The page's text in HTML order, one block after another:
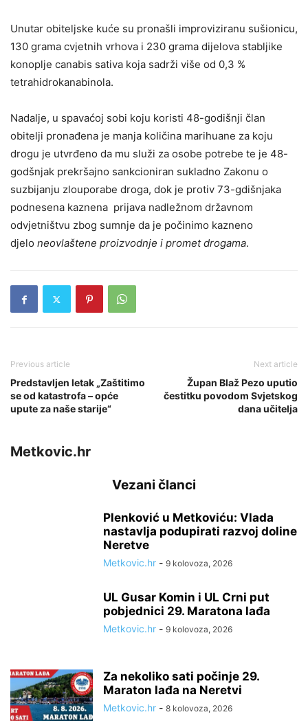
Unutar obiteljske kuće su pronašli improviziranu sušionicu,
130 grama cvjetnih vrhova i 230 grama dijelova stabljike
konoplje canabis sativa koja sadrži više od 0,3 %
tetrahidrokanabinola.
Nadalje, u spavaćoj sobi koju koristi 48-godišnji član
obitelji pronađena je manja količina marihuane za koju
drogu je utvrđeno da mu služi za osobe potrebe te je 48-
godšnjak prekršajno sankcioniran sukladno Zakonu o
suzbijanju zlouporabe droga, dok je protiv 73-gdišnjaka
podnesena kaznena prijava nadležnom državnom
odvjetništvu zbog sumnje da je počinimo kazneno
djelo neovlaštene proizvodnje i promet drogama.
Previous article
Predstavljen letak „Zaštitimo
se od katastrofa – opće
upute za naše starije“
Next article
Župan Blaž Pezo uputio
čestitku povodom Svjetskog
dana učitelja
Metkovic.hr
Vezani članci
Plenković u Metkoviću: Vlada
nastavlja podupirati razvoj doline
Neretve
Metkovic.hr - 9 kolovoza, 2026
UL Gusar Komin i UL Crni put
pobjednici 29. Maratona lađa
Metkovic.hr - 9 kolovoza, 2026
Za nekoliko sati počinje 29.
Maraton lađa na Neretvi
Metkovic.hr - 8 kolovoza, 2026